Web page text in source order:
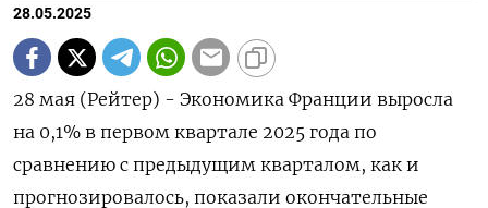
28.05.2025
28 мая (Рейтер) - Экономика Франции выросла
на 0,1% в первом квартале 2025 года по
сравнению с предыдущим кварталом, как и
прогнозировалось, показали окончательные